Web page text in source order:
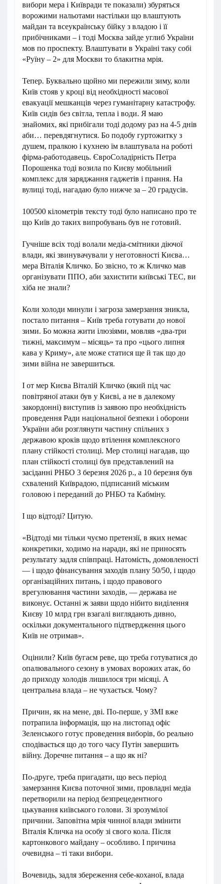
вибори мера і Київради те показали) збуряться
ворожими нальотами настільки що влаштують
майдан та всеукраїнську бійку з владою і її
прибічниками – і тоді Москва зайде углиб України
мов по проспекту. Влаштувати в Україні таку собі
«Руїну – 2» для Москви то блакитна мрія.
Тепер. Буквально щойно ми пережили зиму, коли
Київ стояв у кроці від необхідності масової
евакуації мешканців через гуманітарну катастрофу.
Київ сидів без світла, тепла і води. Я маю
знайомих, які прибігали тоді додому раз на 4-5 днів
аби… перевдягнутися. Бо подобу гуртожитку з
душем, пралкою і кухнею їм влаштувала на роботі
фірма-работодавець. ЄвроСоладірність Петра
Порошенка тоді возила по Києву мобільний
комплекс для заряджання гаджетів і прання. На
вулиці тоді, нагадаю було нижче за – 20 градусів.
100500 кілометрів тексту тоді було написано про те
що Київ до таких випробувань був не готовий.
Гучніше всіх тоді волали медіа-смітники діючої
влади, які звинувачували у неготовності Києва…
мера Віталія Кличко. Бо звісно, то ж Кличко мав
організувати ППО, аби захистити київські ТЕС, ви
хіба не знали?
Коли холоди минули і загроза замерзання зникла,
постало питання – Київ треба готувати до нової
зими. Бо можна жити ілюзіями, мовляв «два-три
тижні, максимум – місяць» та про «цього липня
кава у Криму», але може статися ще й так що до
зими війна не завершиться.
І от мер Києва Віталій Кличко (який під час
повітряної атаки був у Києві, а не в далекому
закордонні) виступив із заявою про необхідність
проведення Ради національної безпеки і оборони
України аби розглянути частину спільних з
державою кроків щодо втілення комплексного
плану стійкості столиці. Мер столиці нагадав, що
план стійкості столиці був представлений на
засіданні РНБО 3 березня 2026 р., а 10 березня був
схвалений Київрадою, підписаний міським
головою і переданий до РНБО та Кабміну.
І що відтоді? Цитую.
«Відтоді ми тільки чуємо претензії, в яких немає
конкретики, ходимо на наради, які не приносять
результату задля співпраці. Натомість, домовленості
— і щодо фінансування заходів плану 50/50, і щодо
організаційних питань, і щодо правового
врегулювання частини заходів, — держава не
виконує. Останні ж заяви щодо нібито виділення
Києву 10 млрд грн взагалі виглядають дивно,
оскільки документального підтвердження цього
Київ не отримав».
Оцінили? Київ бугаєм реве, що треба готуватися до
опалювального сезону в умовах ворожих атак, бо
до приходу холодів лишилося три місяці. А
центральна влада – не чухається. Чому?
Причин, як на мене, дві. По-перше, у ЗМІ вже
потрапила інформація, що на листопад офіс
Зеленського готує проведення виборів, бо реально
сподівається що до того часу Путін завершить
війну. Доречне питання – а що як ні?
По-друге, треба пригадати, що весь період
замерзання Києва поточної зими, провладні медіа
перетворили на період безпрецедентного
цькування київського голови. Зі зрозумілої
причини. Заповітна мрія чинної влади змінити
Віталія Кличка на особу зі свого кола. Після
картонкового майдану – особливо. І причина
очевидна – ті таки вибори.
Вочевидь, задля збереження себе-коханої, влада